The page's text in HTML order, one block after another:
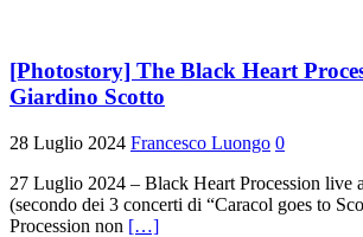
[Photostory] The Black Heart
Giardino Scotto
28 Luglio 2024 Francesco Luongo 0
27 Luglio 2024 – Black Heart Procession live
(secondo dei 3 concerti di “Caracol goes to
Procession non […]